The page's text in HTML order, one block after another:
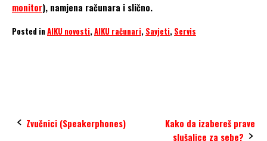
monitor), namjena računara i slično.
Posted inAIKU novosti,AIKU računari, Savjeti, Servis
PostZvučnici (Speakerphones)
Kako da izabereš prave
slušalice za sebe?